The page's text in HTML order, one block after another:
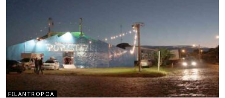
FILANTROPOA